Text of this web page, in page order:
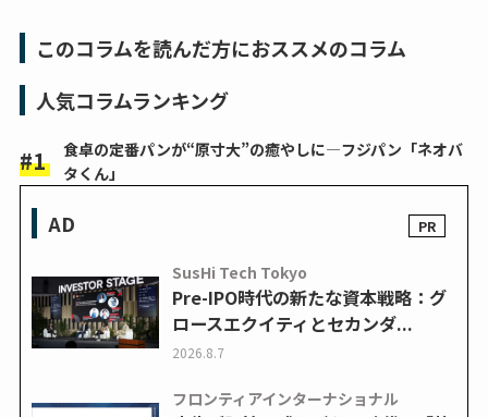
このコラムを読んだ方におススメのコラム
人気コラムランキング
食卓の定番パンが“原寸大”の癒やしに―フジパン「ネオバ
タくん」
AD
SusHi Tech Tokyo
Pre-IPO時代の新たな資本戦略：グ
ロースエクイティとセカンダ...
2026.8.7
フロンティアインターナショナル